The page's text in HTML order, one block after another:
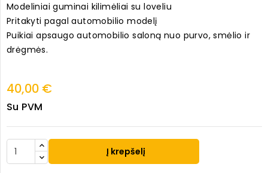
Modeliniai guminai kilimėliai su loveliu
Pritakyti pagal automobilio modelį
Puikiai apsaugo automobilio saloną nuo purvo, smėlio ir
drėgmės.
40,00 €
Su PVM
Į krepšelį